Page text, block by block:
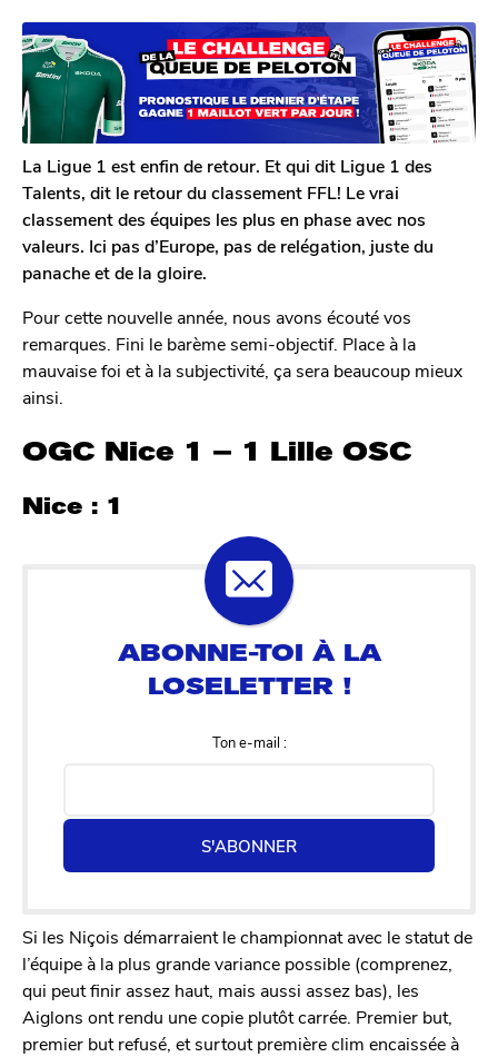
3
a
n
s
a
g
o
r
A
n
t
o
i
n
e
D
e
c
l
e
r
c
q
s
a
La Ligue 1 est enfin de retour. Et qui dit Ligue 1 des
Talents, dit le retour du classement FFL! Le vrai
classement des équipes les plus en phase avec nos
valeurs. Ici pas d’Europe, pas de relégation, juste du
panache et de la gloire.
Pour cette nouvelle année, nous avons écouté vos
remarques. Fini le barème semi-objectif. Place à la
mauvaise foi et à la subjectivité, ça sera beaucoup mieux
ainsi.
OGC Nice 1 – 1 Lille OSC
Nice : 1
Ton e-mail :
S'ABONNER
Si les Niçois démarraient le championnat avec le statut de
l’équipe à la plus grande variance possible (comprenez,
qui peut finir assez haut, mais aussi assez bas), les
Aiglons ont rendu une copie plutôt carrée. Premier but,
premier but refusé, et surtout première clim encaissée à